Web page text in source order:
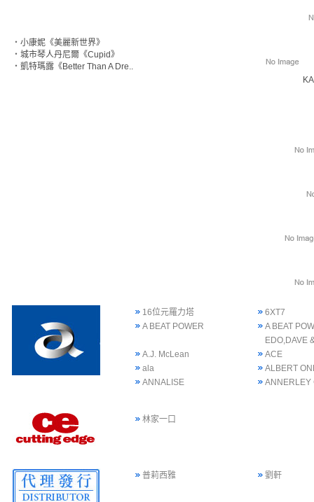
‧ 小康妮《美麗新世界》
‧ 城市琴人丹尼爾《Cupid》
‧ 凱特瑪露《Better Than A Dre..
16位元羅力塔
6XT7
A BEAT POWER
A BEAT
EDO,DAVE
A.J. McLean
ACE
ala
ALBERT
ANNALISE
ANNERLEY
林家一口
普莉西雅 劉軒